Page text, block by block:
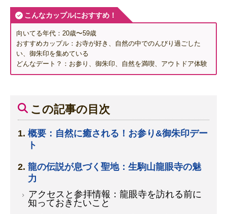
こんなカップルにおすすめ！
向いてる年代：20歳〜59歳
おすすめカップル：お寺が好き、自然の中でのんびり過ごした
い、御朱印を集めている
どんなデート？：お参り、御朱印、自然を満喫、アウトドア体験
この記事の目次
概要：自然に癒される！お参り&御朱印デー
ト
龍の伝説が息づく聖地：生駒山龍眼寺の魅
力
アクセスと参拝情報：龍眼寺を訪れる前に
知っておきたいこと